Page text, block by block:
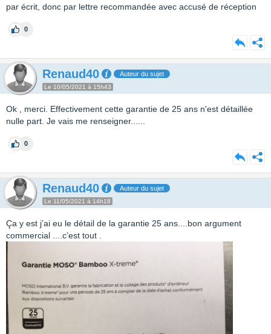
par écrit, donc par lettre recommandée avec accusé de réception
0
Renaud40 Auteur du sujet
Le 10/05/2021 à 15h43
Ok , merci. Effectivement cette garantie de 25 ans n'est détaillée
nulle part. Je vais me renseigner......
0
Renaud40 Auteur du sujet
Le 11/05/2021 à 14h18
Ça y est j’ai eu le détail de la garantie 25 ans....bon argument
commercial ....c’est tout .